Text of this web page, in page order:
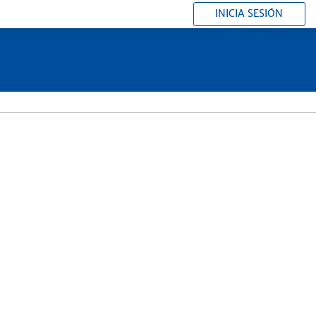
INICIA SESIÓN